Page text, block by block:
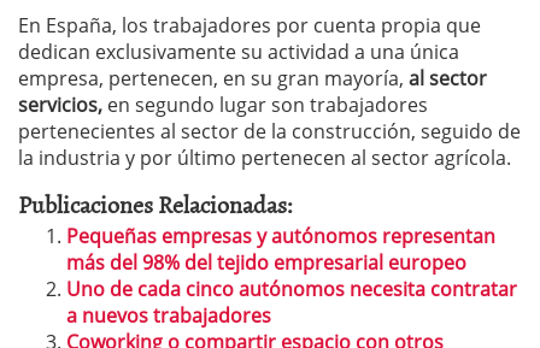
En España, los trabajadores por cuenta propia que
dedican exclusivamente su actividad a una única
empresa, pertenecen, en su gran mayoría, al sector
servicios, en segundo lugar son trabajadores
pertenecientes al sector de la construcción, seguido de
la industria y por último pertenecen al sector agrícola.
Publicaciones Relacionadas:
Pequeñas empresas y autónomos representan
más del 98% del tejido empresarial europeo
Uno de cada cinco autónomos necesita contratar
a nuevos trabajadores
Coworking o compartir espacio con otros